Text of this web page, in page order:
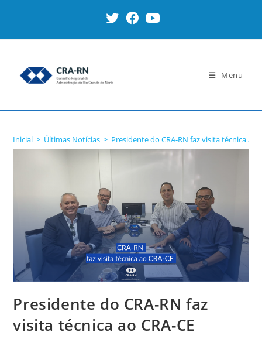
Menu
Inicial > Últimas Notícias > Presidente do CRA-RN faz visita técnica ao
Presidente do CRA-RN faz
visita técnica ao CRA-CE